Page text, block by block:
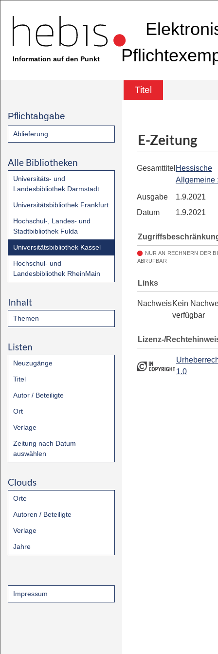
Information auf den Punkt
Titel
Pflichtabgabe
Ablieferung
Alle Bibliotheken
Universitäts- und
Landesbibliothek Darmstadt
Universitätsbibliothek Frankfurt
Hochschul-, Landes- und
Stadtbibliothek Fulda
Universitätsbibliothek Kassel
Hochschul- und
Landesbibliothek RheinMain
Inhalt
Themen
Listen
Neuzugänge
Titel
Autor / Beteiligte
Ort
Verlage
Zeitung nach Datum
auswählen
Clouds
Orte
Autoren / Beteiligte
Verlage
Jahre
Impressum
E-Zeitung
Gesamttitel Hessische
Allgemeine
Ausgabe
1.9.2021
Datum
1.9.2021
NUR AN RECHNERN DER
ABRUFBAR
Links
NachweisKein
verfügbar
Lizenz-/
1.0